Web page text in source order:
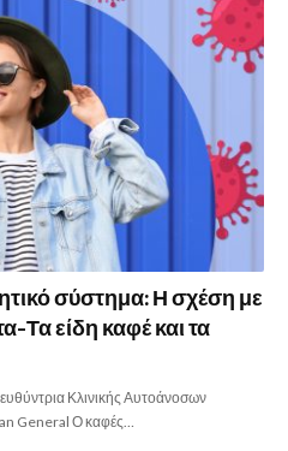
σύστημα: Η σχέση με
Τα είδη καφέ και τα
Κλινικής Αυτοάνοσων
General Ο καφές…